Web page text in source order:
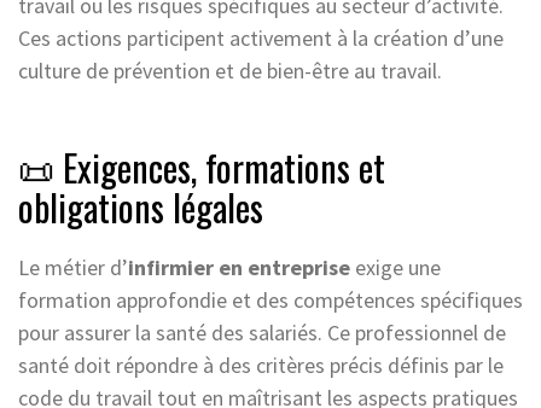
Ces actions participent activement à la création d’une
culture de prévention et de bien-être au travail.
📜 Exigences, formations et
obligations légales
Le métier d’infirmier en entreprise exige une
formation approfondie et des compétences spécifiques
pour assurer la santé des salariés. Ce professionnel de
santé doit répondre à des critères précis définis par le
code du travail tout en maîtrisant les aspects pratiques